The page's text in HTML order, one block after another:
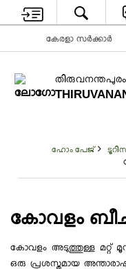
കേരളാ സർക്കാർ
തിരുവനന്തപുരം
ഹോം പേജ്
കോവളം
കോവളം അടുത്തുള്ള മറ്റ്
ഒരു പ്രശസ്തമായ